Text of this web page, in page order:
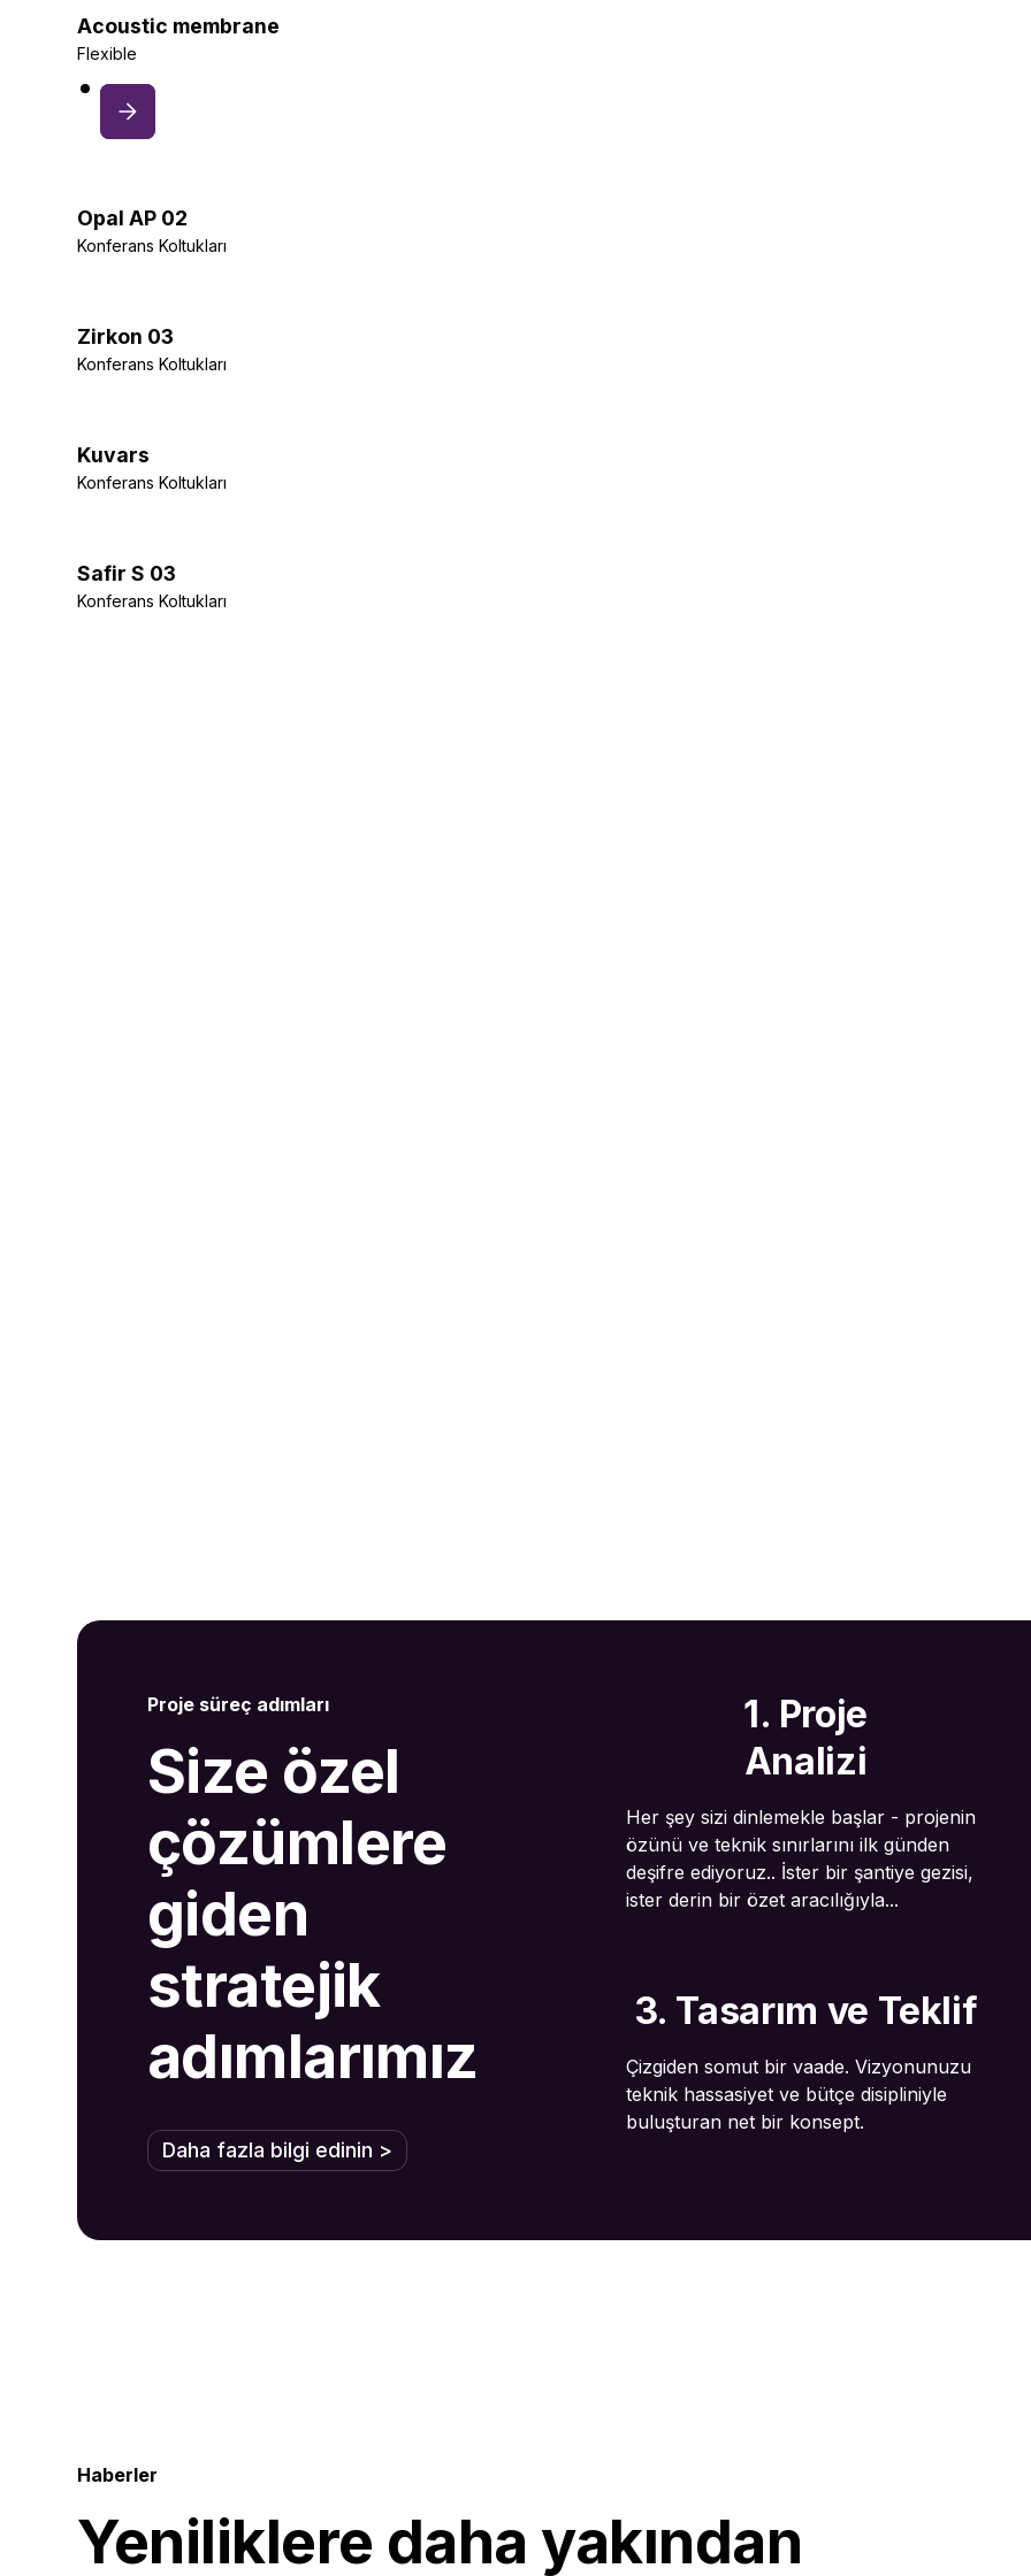
Acoustic membrane
Flexible
Opal AP 02
Konferans Koltukları
Zirkon 03
Konferans Koltukları
Kuvars
Konferans Koltukları
Safir S 03
Konferans Koltukları
Proje süreç adımları
Size özel
çözümlere
giden
stratejik
adımlarımız
Daha fazla bilgi edinin >
1. Proje
Analizi
Her şey sizi dinlemekle başlar - projenin
özünü ve teknik sınırlarını ilk günden
deşifre ediyoruz.. İster bir şantiye gezisi,
ister derin bir özet aracılığıyla...
3. Tasarım ve Teklif
Çizgiden somut bir vaade. Vizyonunuzu
teknik hassasiyet ve bütçe disipliniyle
buluşturan net bir konsept.
Haberler
Yeniliklere daha yakından